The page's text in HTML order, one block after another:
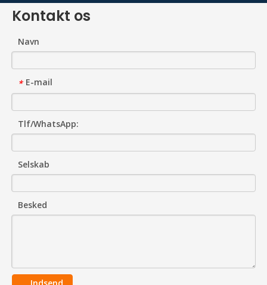
Kontakt os
Navn
* E-mail
Tlf/WhatsApp:
Selskab
Besked